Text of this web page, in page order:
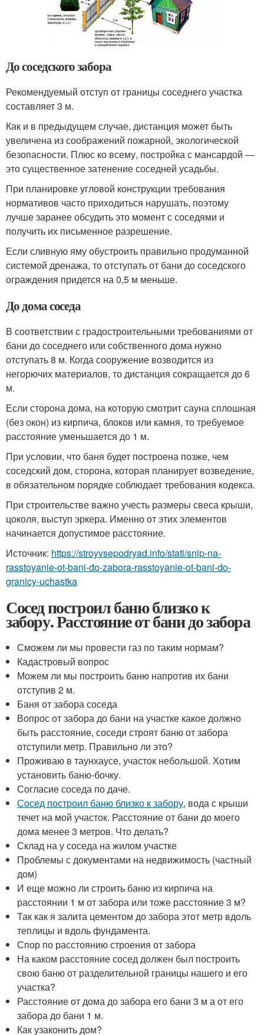
До соседского забора
Рекомендуемый отступ от границы соседнего участка
составляет 3 м.
Как и в предыдущем случае, дистанция может быть
увеличена из соображений пожарной, экологической
безопасности. Плюс ко всему, постройка с мансардой —
это существенное затенение соседней усадьбы.
При планировке угловой конструкции требования
нормативов часто приходиться нарушать, поэтому
лучше заранее обсудить это момент с соседями и
получить их письменное разрешение.
Если сливную яму обустроить правильно продуманной
системой дренажа, то отступать от бани до соседского
ограждения придется на 0,5 м меньше.
До дома соседа
В соответствии с градостроительными требованиями от
бани до соседнего или собственного дома нужно
отступать 8 м. Когда сооружение возводится из
негорючих материалов, то дистанция сокращается до 6
м.
Если сторона дома, на которую смотрит сауна сплошная
(без окон) из кирпича, блоков или камня, то требуемое
расстояние уменьшается до 1 м.
При условии, что баня будет построена позже, чем
соседский дом, сторона, которая планирует возведение,
в обязательном порядке соблюдает требования кодекса.
При строительстве важно учесть размеры свеса крыши,
цоколя, выступ эркера. Именно от этих элементов
начинается допустимое расстояние.
Источник: https://stroyvsepodryad.info/stati/snip-na-
rasstoyanie-ot-bani-do-zabora-rasstoyanie-ot-bani-do-
granicy-uchastka
Сосед построил баню близко к
забору. Расстояние от бани до забора
Сможем ли мы провести газ по таким нормам?
Кадастровый вопрос
Можем ли мы построить баню напротив их бани
отступив 2 м.
Баня от забора соседа
Вопрос от забора до бани на участке какое должно
быть расстояние, соседи строят баню от забора
отступили метр. Правильно ли это?
Проживаю в таунхаусе, участок небольшой. Хотим
установить баню-бочку.
Согласие соседа по даче.
Сосед построил баню близко к забору, вода с крыши
течет на мой участок. Расстояние от бани до моего
дома менее 3 метров. Что делать?
Склад на у соседа на жилом участке
Проблемы с документами на недвижимость (частный
дом)
И еще можно ли строить баню из кирпича на
расстоянии 1 м от забора или тоже расстояние 3 м?
Так как я залита цементом до забора этот метр вдоль
теплицы и вдоль фундамента.
Спор по расстоянию строения от забора
На каком расстояние сосед должен был построить
свою баню от разделительной границы нашего и его
участка?
Расстояние от дома до забора его бани 3 м а от его
забора до бани 1 м.
Как узаконить дом?